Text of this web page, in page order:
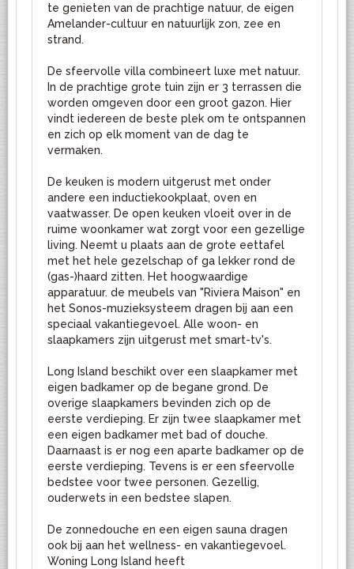
te genieten van de prachtige natuur, de eigen
Amelander-cultuur en natuurlijk zon, zee en
strand.
De sfeervolle villa combineert luxe met natuur.
In de prachtige grote tuin zijn er 3 terrassen die
worden omgeven door een groot gazon. Hier
vindt iedereen de beste plek om te ontspannen
en zich op elk moment van de dag te
vermaken.
De keuken is modern uitgerust met onder
andere een inductiekookplaat, oven en
vaatwasser. De open keuken vloeit over in de
ruime woonkamer wat zorgt voor een gezellige
living. Neemt u plaats aan de grote eettafel
met het hele gezelschap of ga lekker rond de
(gas-)haard zitten. Het hoogwaardige
apparatuur. de meubels van "Riviera Maison" en
het Sonos-muzieksysteem dragen bij aan een
speciaal vakantiegevoel. Alle woon- en
slaapkamers zijn uitgerust met smart-tv's.
Long Island beschikt over een slaapkamer met
eigen badkamer op de begane grond. De
overige slaapkamers bevinden zich op de
eerste verdieping. Er zijn twee slaapkamer met
een eigen badkamer met bad of douche.
Daarnaast is er nog een aparte badkamer op de
eerste verdieping. Tevens is er een sfeervolle
bedstee voor twee personen. Gezellig,
ouderwets in een bedstee slapen.
De zonnedouche en een eigen sauna dragen
ook bij aan het wellness- en vakantiegevoel.
Woning Long Island heeft